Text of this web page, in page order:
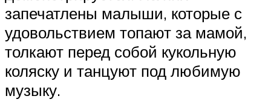
запечатлены малыши, которые с
удовольствием топают за мамой,
толкают перед собой кукольную
коляску и танцуют под любимую
музыку.